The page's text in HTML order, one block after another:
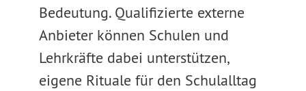
Bedeutung. Qualifizierte externe
Anbieter können Schulen und
Lehrkräfte dabei unterstützen,
eigene Rituale für den Schulalltag